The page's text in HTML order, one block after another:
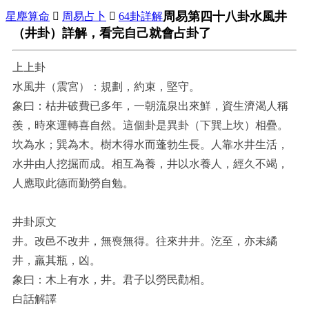
星塵算命  周易占卜  64卦詳解周易第四十八卦水風井
（井卦）詳解，看完自己就會占卦了
上上卦
水風井（震宮）：規劃，約束，堅守。
象曰：枯井破費已多年，一朝流泉出來鮮，資生濟渴人稱
羨，時來運轉喜自然。這個卦是異卦（下巽上坎）相疊。
坎為水；巽為木。樹木得水而蓬勃生長。人靠水井生活，
水井由人挖掘而成。相互為養，井以水養人，經久不竭，
人應取此德而勤勞自勉。
井卦原文
井。改邑不改井，無喪無得。往來井井。汔至，亦未繘
井，羸其瓶，凶。
象曰：木上有水，井。君子以勞民勸相。
白話解譯